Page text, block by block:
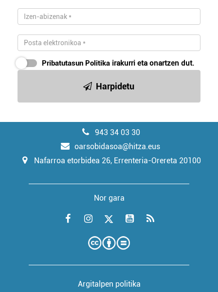
Pribatutasun Politika irakurri eta onartzen dut.
Harpidetu
943 34 03 30
oarsobidasoa@hitza.eus
Nafarroa etorbidea 26, Errenteria-Orereta 20100
Nor gara
Argitalpen politika